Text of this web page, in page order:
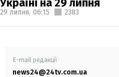
29 липня, 06:15 2383
E-mail редакції
news24@24tv.com.ua